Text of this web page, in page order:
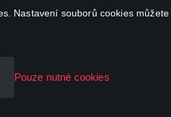
Nastavení souborů cookies
Pouze nutné cookies